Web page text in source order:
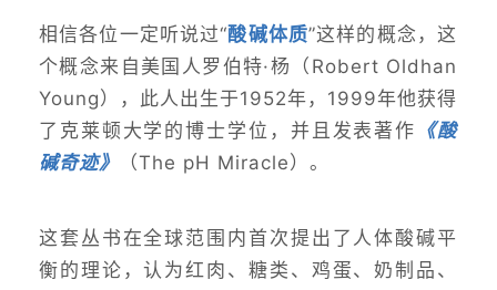
相信各位一定听说过“酸碱体质”这样的概念，这
个概念来自美国人罗伯特·杨（Robert Oldhan
Young），此人出生于1952年，1999年他获得
了克莱顿大学的博士学位，并且发表著作 《酸
碱奇迹》
（The pH Miracle）。
这套丛书在全球范围内首次提出了人体酸碱平
衡的理论，认为红肉、糖类、鸡蛋、奶制品、